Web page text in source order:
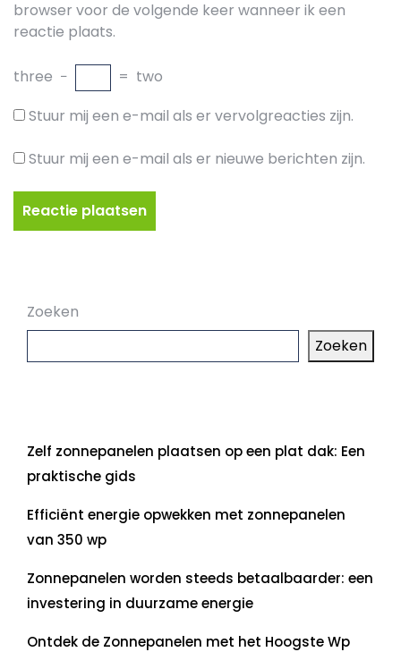
browser voor de volgende keer wanneer ik een
reactie plaats.
three − = two
Stuur mij een e-mail als er vervolgreacties zijn.
Stuur mij een e-mail als er nieuwe berichten zijn.
Zoeken
Zoeken
Zelf zonnepanelen plaatsen op een plat dak: Een
praktische gids
Efficiënt energie opwekken met zonnepanelen
van 350 wp
Zonnepanelen worden steeds betaalbaarder: een
investering in duurzame energie
Ontdek de Zonnepanelen met het Hoogste Wp